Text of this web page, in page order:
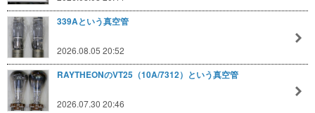
339Aという真空管
2026.08.05 20:52
RAYTHEONのVT25（10A/7312）という真空管
2026.07.30 20:46